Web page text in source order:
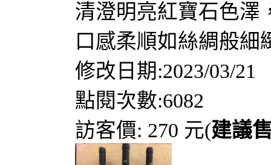
清澄明亮紅寶石色澤
口感柔順如絲綢般
修改日期:2023/03/21
點閱次數:6082
訪客價: 270 元(建議